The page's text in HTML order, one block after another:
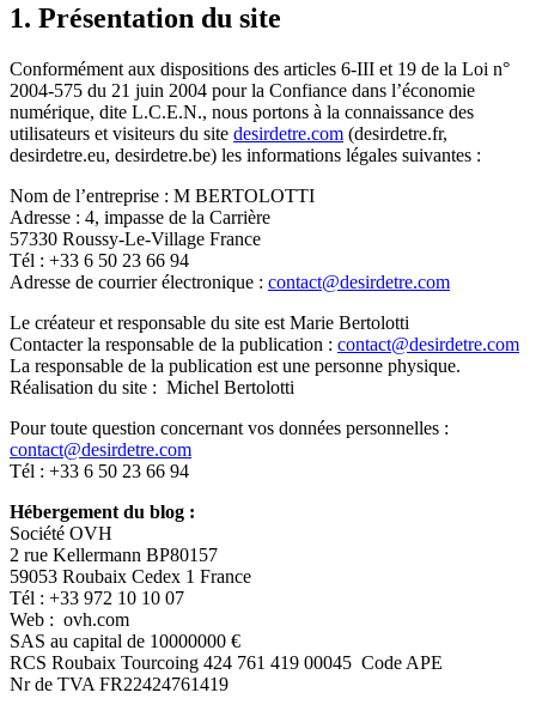
1. Présentation du site
Conformément aux dispositions des articles 6-III et 19 de la Loi n°
2004-575 du 21 juin 2004 pour la Confiance dans l’économie
numérique, dite L.C.E.N., nous portons à la connaissance des
utilisateurs et visiteurs du site desirdetre.com (desirdetre.fr,
desirdetre.eu, desirdetre.be) les informations légales suivantes :
Nom de l’entreprise : M BERTOLOTTI
Adresse : 4, impasse de la Carrière
57330 Roussy-Le-Village France
Tél : +33 6 50 23 66 94
Adresse de courrier électronique : contact@desirdetre.com
Le créateur et responsable du site est Marie Bertolotti
Contacter la responsable de la publication : contact@desirdetre.com
La responsable de la publication est une personne physique.
Réalisation du site : Michel Bertolotti
Pour toute question concernant vos données personnelles :
contact@desirdetre.com
Tél : +33 6 50 23 66 94
Hébergement du blog :
Société OVH
2 rue Kellermann BP80157
59053 Roubaix Cedex 1 France
Tél : +33 972 10 10 07
Web : ovh.com
SAS au capital de 10000000 €
RCS Roubaix Tourcoing 424 761 419 00045 Code APE
Nr de TVA FR22424761419